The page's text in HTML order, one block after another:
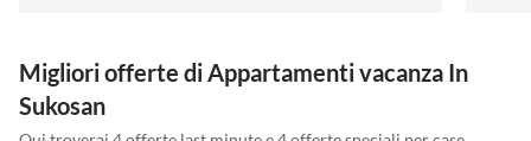
Migliori offerte di Appartamenti vacanza In
Sukosan